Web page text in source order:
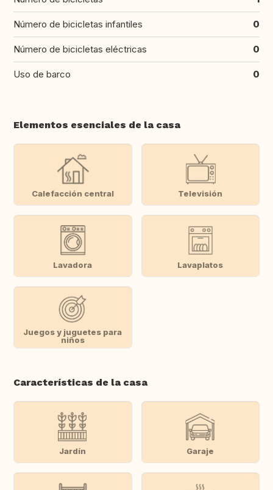
Número de bicicletas infantiles 0
Número de bicicletas eléctricas 0
Uso de barco 0
Elementos esenciales de la casa
Calefacción central Televisión
Lavadora Lavaplatos
Juegos y juguetes para
niños
Características de la casa
Jardín Garaje